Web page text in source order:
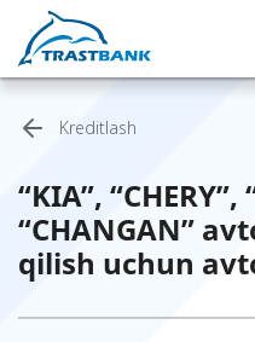
Kreditlash
“KIA”, “CHERY”,
“CHANGAN”
qilish uchun